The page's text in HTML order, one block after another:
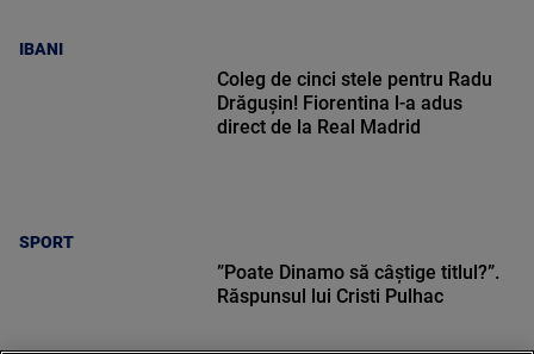
IBANI
SPORT
Coleg de cinci stele pentru Radu
Drăgușin! Fiorentina l-a adus
direct de la Real Madrid
”Poate Dinamo să câștige titlul?”.
Răspunsul lui Cristi Pulhac